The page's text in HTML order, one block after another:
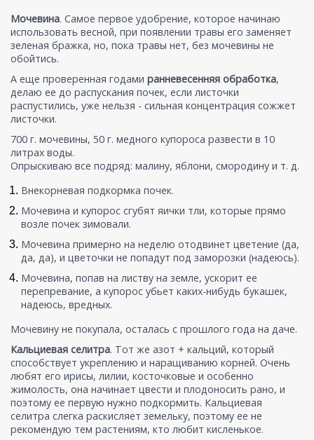
Мочевина. Самое первое удобрение, которое начинаю
использовать весной, при появлении травы его заменяет
зеленая бражка, но, пока травы нет, без мочевины не
обойтись.
А еще проверенная годами ранневесенняя обработка,
делаю ее до распускания почек, если листочки
распустились, уже нельзя - сильная концентрация сожжет
листочки.
700 г. мочевины, 50 г. медного купороса развести в 10
литрах воды.
Опрыскиваю все подряд: малину, яблони, смородину и т. д.
Внекорневая подкормка почек.
Мочевина и купорос сгубят яички тли, которые прямо
возле почек зимовали.
Мочевина примерно на неделю отодвинет цветение (да,
да, да), и цветочки не попадут под заморозки (надеюсь).
Мочевина, попав на листву на земле, ускорит ее
перепревание, а купорос убьет каких-нибудь букашек,
надеюсь, вредных.
Мочевину не покупала, осталась с прошлого года на даче.
Кальциевая селитра. Тот же азот + кальций, который
способствует укреплению и наращиванию корней. Очень
любят его ирисы, лилии, косточковые и особенно
жимолость, она начинает цвести и плодоносить рано, и
поэтому ее первую нужно подкормить. Кальциевая
селитра слегка раскисляет земельку, поэтому ее не
рекомендую тем растениям, кто любит кисленькое.